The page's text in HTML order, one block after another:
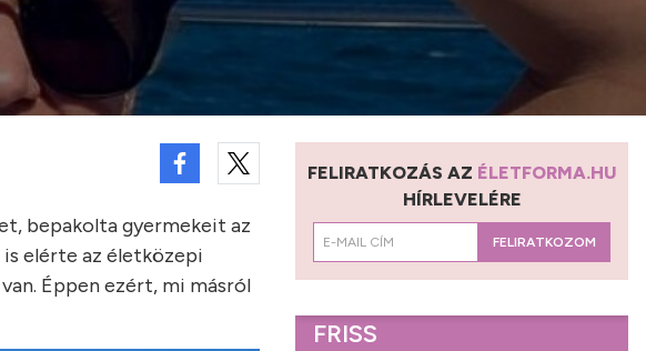
bepakolta gyermekeit az
elérte az életközepi
Éppen ezért, mi másról
FELIRATKOZÁS AZ ÉLETFORMA.HU
HÍRLEVELÉRE
FELIRATKOZOM
FRISS